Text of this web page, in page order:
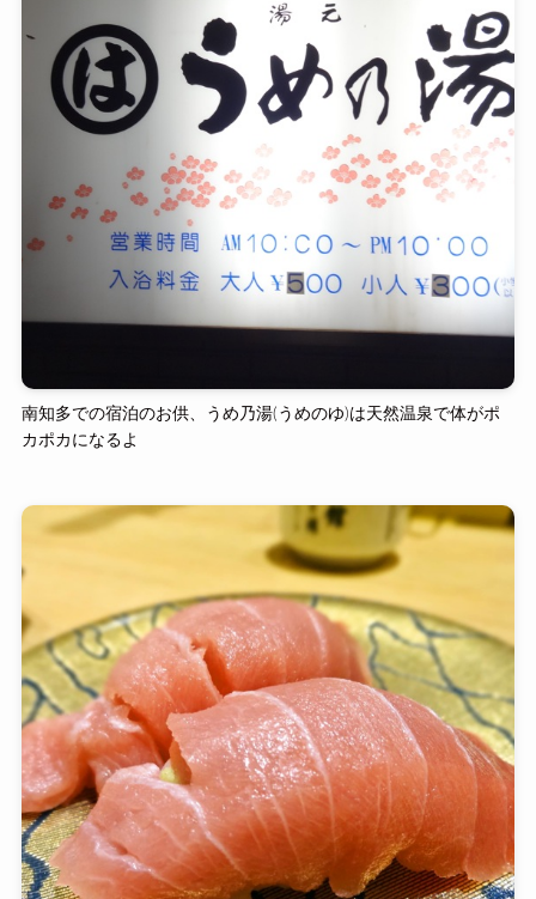
南知多での宿泊のお供、うめ乃湯(うめのゆ)は天然温泉で体がポ
カポカになるよ